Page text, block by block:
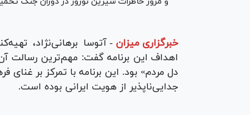
خبرگزاری میزان - آتوسا برهانی‌نژاد،
اهداف این برنامه گفت: مهم‌ترین رسالت
دل مردم» بود. این برنامه با تمرکز بر
جدایی‌ناپذیر از هویت ایرانی بوده است.